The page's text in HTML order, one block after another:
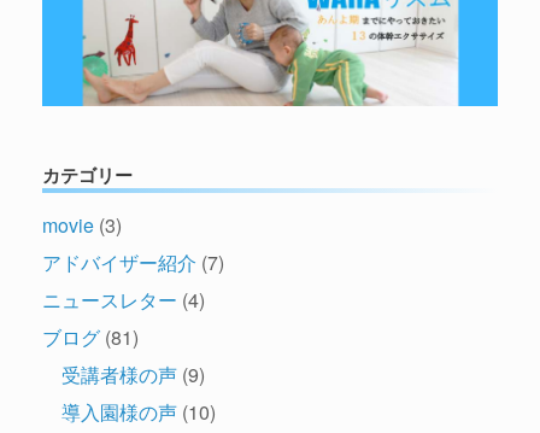
カテゴリー
movie (3)
アドバイザー紹介 (7)
ニュースレター (4)
ブログ (81)
受講者様の声 (9)
導入園様の声 (10)